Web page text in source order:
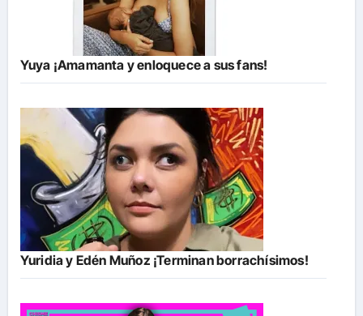
Yuya ¡Amamanta y enloquece a sus fans!
Yuridia y Edén Muñoz ¡Terminan borrachísimos!